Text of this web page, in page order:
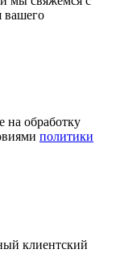
вашего
на обработку
политики
клиентский